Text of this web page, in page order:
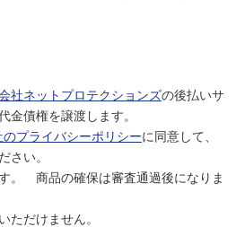
社ネットプロテクションズの後払いサ
金債権を譲渡します。
プライバシーポリシーに同意して、
さい。
。 商品の確保は審査通過後になりま
ただけません。